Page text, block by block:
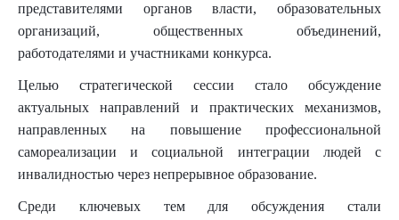
представителями органов власти, образовательных
организаций, общественных объединений,
работодателями и участниками конкурса.
Целью стратегической сессии стало обсуждение
актуальных направлений и практических механизмов,
направленных на повышение профессиональной
самореализации и социальной интеграции людей с
инвалидностью через непрерывное образование.
Среди ключевых тем для обсуждения стали